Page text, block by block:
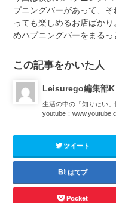
プニングバーがあって、
っても楽しめるお店ばか
めハプニングバーをまるっ
この記事をかいた人
Leisurego編集部K
生活の中の「知りたい
youtube：
ツイート
はてブ
Pocket